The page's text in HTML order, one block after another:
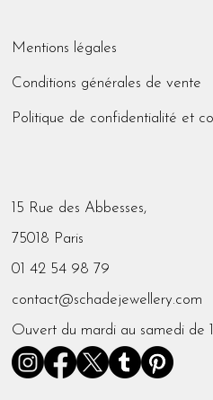
Mentions légales
Conditions générales de vente
Politique de confidentialité et
15 Rue des Abbesses,
75018 Paris
01 42 54 98 79
contact@schadejewellery.com
Ouvert du mardi au samedi de